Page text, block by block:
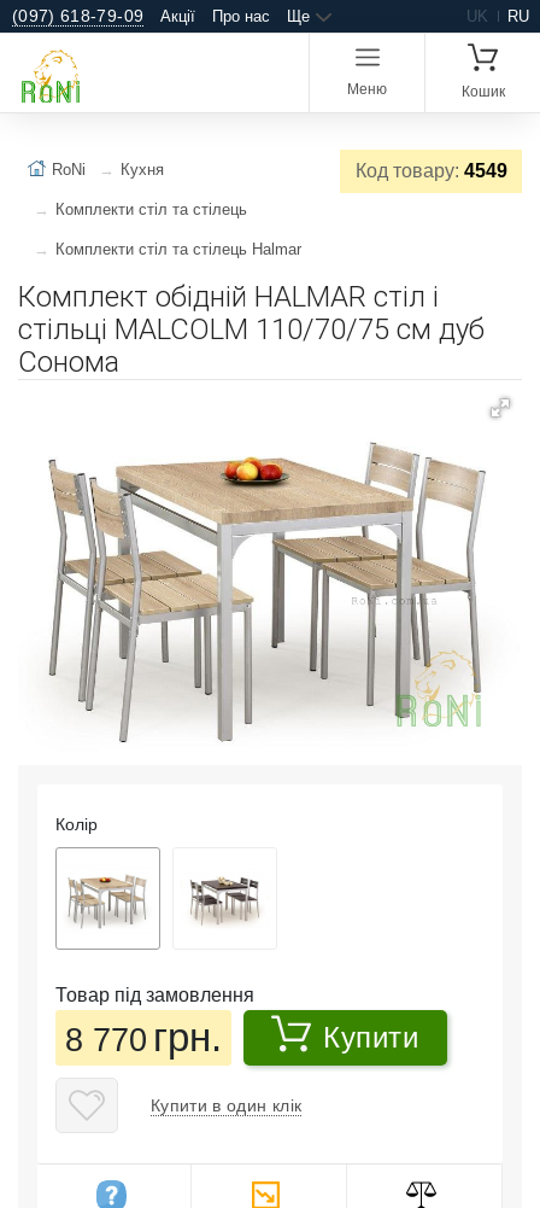
(097) 618-79-09 Акції Про нас Ще UK RU
Меню Кошик
Код товару: 4549
RoNi Кухня
Комплекти cтіл та стілець
Комплекти cтіл та стілець Halmar
Комплект обідній HALMAR стіл і
стільці MALCOLM 110/70/75 см дуб
Сонома
Колір
Товар під замовлення
8 770 грн. Купити
Купити в один клік